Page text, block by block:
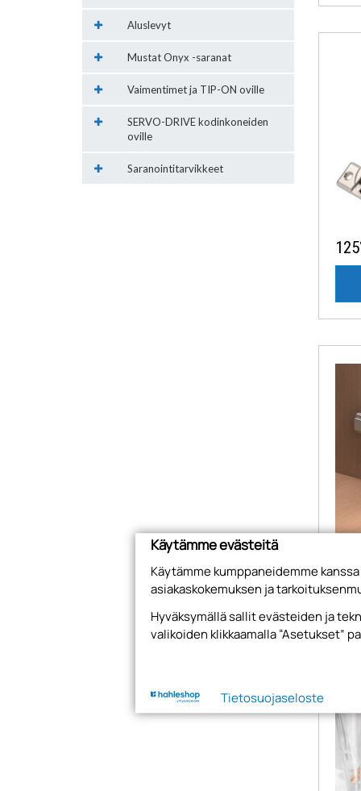
Aluslevyt
Mustat Onyx -saranat
Vaimentimet ja TIP-ON oville
SERVO-DRIVE kodinkoneiden
oville
Saranointitarvikkeet
Käytämme evästeitä
Käytämme kumppaneidemme
asiakaskokemuksen ja
Hyväksymällä sallit evästeiden ja
valikoiden klikkaamalla “Asetukset”
Tietosuojaseloste